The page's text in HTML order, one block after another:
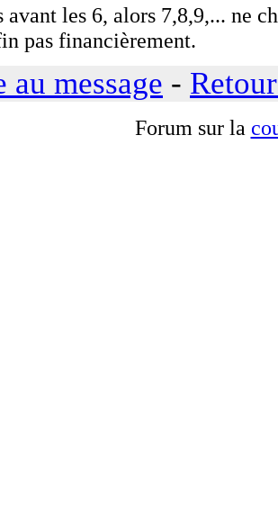
avant les 6, alors 7,8,9,... ne
pas financièrement.
au message -
Forum sur la